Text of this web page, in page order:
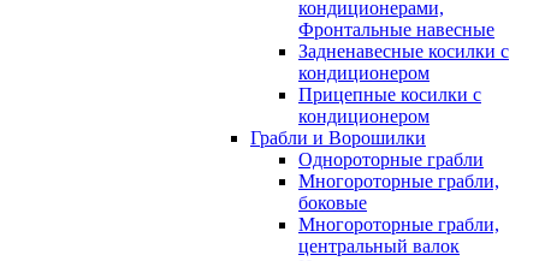
кондиционерами,
Фронтальные навесные
Задненавесные косилки c
кондиционером
Прицепные косилки с
кондиционером
Грабли и Ворошилки
Однороторные грабли
Многороторные грабли,
боковые
Многороторные грабли,
центральный валок